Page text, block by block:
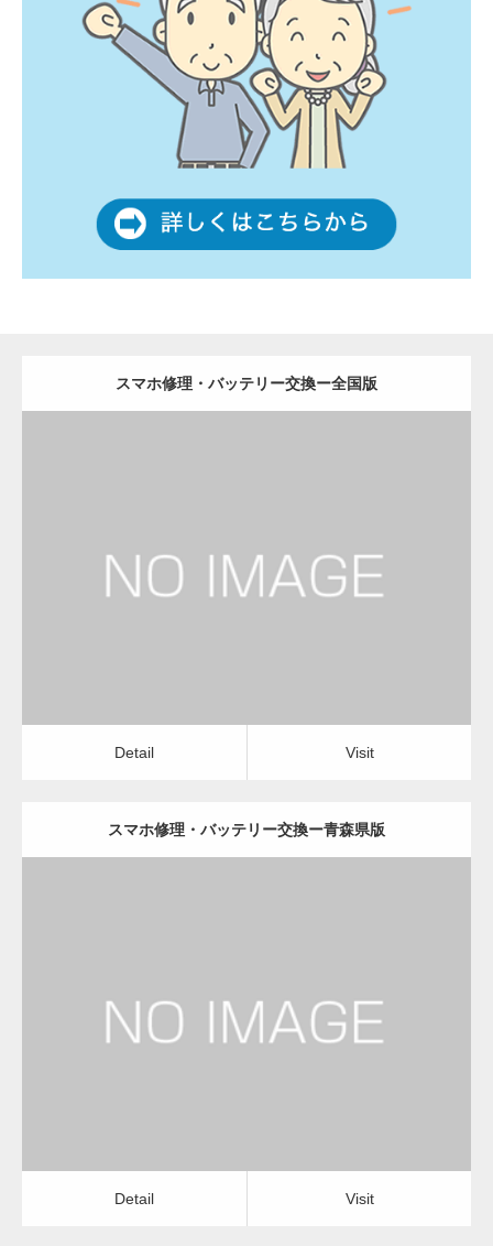
スマホ修理・バッテリー交換ー全国版
Detail Visit
Detail Visit
スマホ修理・バッテリー交換ー青森県版
Detail Visit
Detail Visit